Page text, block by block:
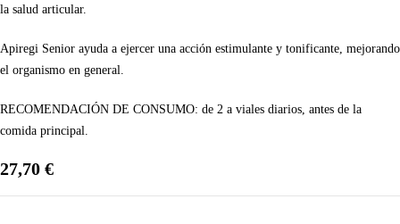
la salud articular.
Apiregi Senior ayuda a ejercer una acción estimulante y tonificante, mejorando
el organismo en general.
RECOMENDACIÓN DE CONSUMO: de 2 a viales diarios, antes de la
comida principal.
27,70 €